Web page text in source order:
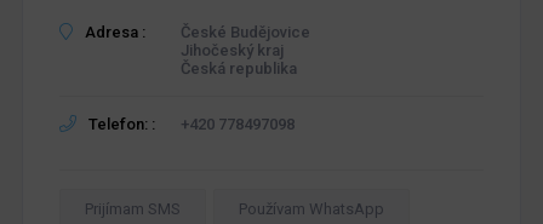
Adresa :
České Budějovice
Jihočeský kraj
Česká republika
Telefon: : +420 778497098
Prijímam SMS Používam WhatsApp